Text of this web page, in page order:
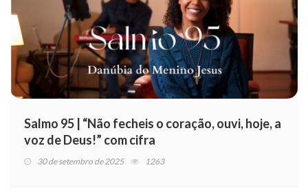
Salmo 95 | “Não fecheis o coração, ouvi, hoje, a
voz de Deus!” com cifra
30 de setembro de 2025 1263